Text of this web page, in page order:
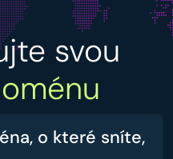
svou
o které sníte,